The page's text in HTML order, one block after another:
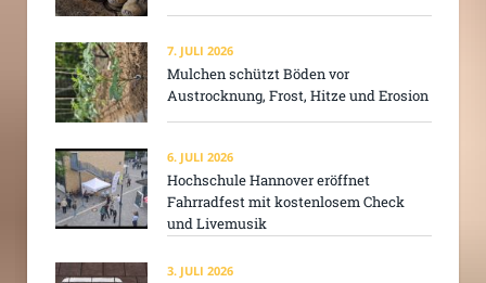
7. JULI 2026
Mulchen schützt Böden vor
Austrocknung, Frost, Hitze und Erosion
6. JULI 2026
Hochschule Hannover eröffnet
Fahrradfest mit kostenlosem Check
und Livemusik
3. JULI 2026